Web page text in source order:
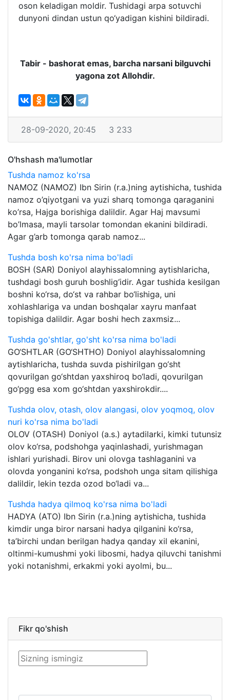
oson keladigan moldir. Tushidagi arpa sotuvchi
dunyoni dindan ustun qo‘yadigan kishini bildiradi.
Tabir - bashorat emas, barcha narsani bilguvchi
yagona zot Allohdir.
28-09-2020, 20:45 3 233
O'hshash ma'lumotlar
Tushda namoz ko'rsa
NAMOZ (NAMOZ) Ibn Sirin (r.a.)ning aytishicha, tushida
namoz o’qiyotgani va yuzi sharq tomonga qaraganini
ko’rsa, Hajga borishiga dalildir. Agar Haj mavsumi
bo’lmasa, mayli tarsolar tomondan ekanini bildiradi.
Agar g’arb tomonga qarab namoz...
Tushda bosh ko'rsa nima bo'ladi
BOSH (SAR) Doniyol alayhissalomning aytishlaricha,
tushdagi bosh guruh boshlig‘idir. Agar tushida kesilgan
boshni ko‘rsa, do‘st va rahbar bo‘lishiga, uni
xohlashlariga va undan boshqalar xayru manfaat
topishiga dalildir. Agar boshi hech zaxmsiz...
Tushda go'shtlar, go'sht ko'rsa nima bo'ladi
GO‘SHTLAR (GO‘SHTHO) Doniyol alayhissalomning
aytishlaricha, tushda suvda pishirilgan go‘sht
qovurilgan go‘shtdan yaxshiroq bo‘ladi, qovurilgan
go‘pgg esa xom go‘shtdan yaxshirokdir....
Tushda olov, otash, olov alangasi, olov yoqmoq, olov
nuri ko'rsa nima bo'ladi
OLOV (OTASH) Doniyol (a.s.) aytadilarki, kimki tutunsiz
olov ko‘rsa, podshohga yaqinlashadi, yurishmagan
ishlari yurishadi. Birov uni olovga tashlaganini va
olovda yonganini ko‘rsa, podshoh unga sitam qilishiga
dalildir, lekin tezda ozod bo‘ladi va...
Tushda hadya qilmoq ko'rsa nima bo'ladi
HADYA (ATO) Ibn Sirin (r.a.)ning aytishicha, tushida
kimdir unga biror narsani hadya qilganini ko‘rsa,
ta’birchi undan berilgan hadya qanday xil ekanini,
oltinmi-kumushmi yoki libosmi, hadya qiluvchi tanishmi
yoki notanishmi, erkakmi yoki ayolmi, bu...
Fikr qo'shish